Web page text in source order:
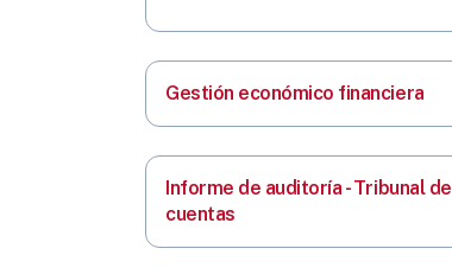
Gestión económico financiera
Informe de auditoría - Tribunal de
cuentas